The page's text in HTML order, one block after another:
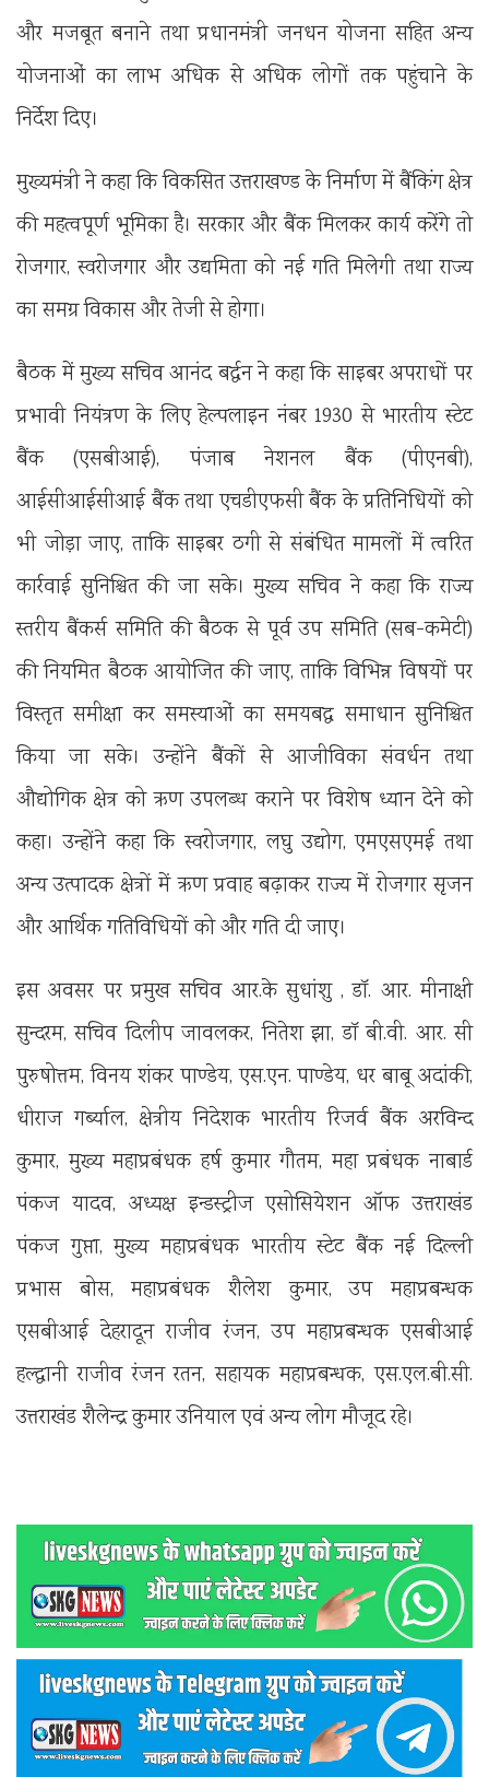
और मजबूत बनाने तथा प्रधानमंत्री जनधन योजना सहित अन्य
योजनाओं का लाभ अधिक से अधिक लोगों तक पहुंचाने के
निर्देश दिए।
मुख्यमंत्री ने कहा कि विकसित उत्तराखण्ड के निर्माण में बैंकिंग क्षेत्र
की महत्वपूर्ण भूमिका है। सरकार और बैंक मिलकर कार्य करेंगे तो
रोजगार, स्वरोजगार और उद्यमिता को नई गति मिलेगी तथा राज्य
का समग्र विकास और तेजी से होगा।
बैठक में मुख्य सचिव आनंद बर्द्धन ने कहा कि साइबर अपराधों पर
प्रभावी नियंत्रण के लिए हेल्पलाइन नंबर 1930 से भारतीय स्टेट
बैंक (एसबीआई), पंजाब नेशनल बैंक (पीएनबी),
आईसीआईसीआई बैंक तथा एचडीएफसी बैंक के प्रतिनिधियों को
भी जोड़ा जाए, ताकि साइबर ठगी से संबंधित मामलों में त्वरित
कार्रवाई सुनिश्चित की जा सके। मुख्य सचिव ने कहा कि राज्य
स्तरीय बैंकर्स समिति की बैठक से पूर्व उप समिति (सब-कमेटी)
की नियमित बैठक आयोजित की जाए, ताकि विभिन्न विषयों पर
विस्तृत समीक्षा कर समस्याओं का समयबद्ध समाधान सुनिश्चित
किया जा सके। उन्होंने बैंकों से आजीविका संवर्धन तथा
औद्योगिक क्षेत्र को ऋण उपलब्ध कराने पर विशेष ध्यान देने को
कहा। उन्होंने कहा कि स्वरोजगार, लघु उद्योग, एमएसएमई तथा
अन्य उत्पादक क्षेत्रों में ऋण प्रवाह बढ़ाकर राज्य में रोजगार सृजन
और आर्थिक गतिविधियों को और गति दी जाए।
इस अवसर पर प्रमुख सचिव आर.के सुधांशु , डॉ. आर. मीनाक्षी
सुन्दरम, सचिव दिलीप जावलकर, नितेश झा, डॉ बी.वी. आर. सी
पुरुषोत्तम, विनय शंकर पाण्डेय, एस.एन. पाण्डेय, धर बाबू अदांकी,
धीराज गर्ब्याल, क्षेत्रीय निदेशक भारतीय रिजर्व बैंक अरविन्द
कुमार, मुख्य महाप्रबंधक हर्ष कुमार गौतम, महा प्रबंधक नाबार्ड
पंकज यादव, अध्यक्ष इन्डस्ट्रीज एसोसियेशन ऑफ उत्तराखंड
पंकज गुप्ता, मुख्य महाप्रबंधक भारतीय स्टेट बैंक नई दिल्ली
प्रभास बोस, महाप्रबंधक शैलेश कुमार, उप महाप्रबन्धक
एसबीआई देहरादून राजीव रंजन, उप महाप्रबन्धक एसबीआई
हल्द्वानी राजीव रंजन रतन, सहायक महाप्रबन्धक, एस.एल.बी.सी.
उत्तराखंड शैलेन्द्र कुमार उनियाल एवं अन्य लोग मौजूद रहे।